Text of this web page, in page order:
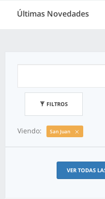
Últimas Novedades
FILTROS
Viendo: San Juan
VER TODAS